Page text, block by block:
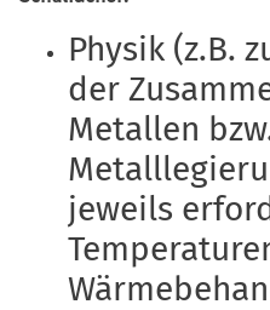
Physik (z.B.
der
Metallen
jeweils